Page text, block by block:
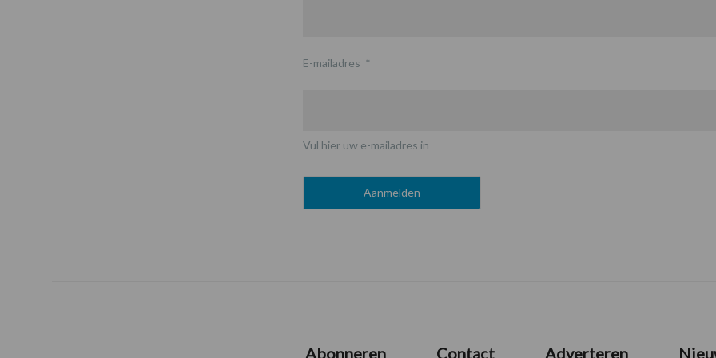
E-mailadres *
Vul hier uw e-mailadres in
Abonneren Contact Adverteren